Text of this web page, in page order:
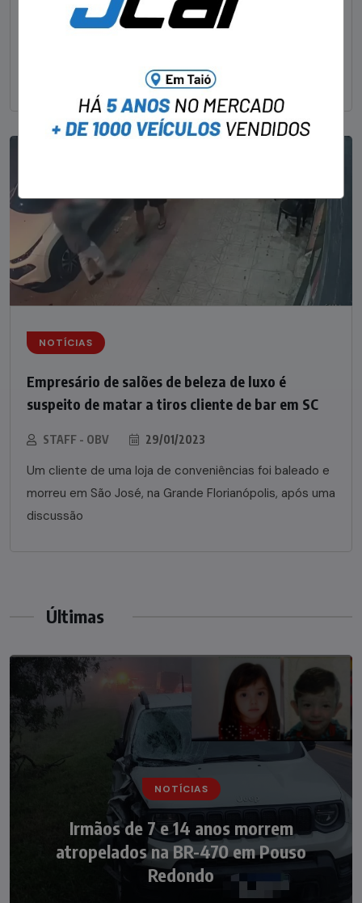
Um dos dois foragidos investigados pelo latrocínio de
NOTÍCIAS
Empresário de salões de beleza de luxo é
suspeito de matar a tiros cliente de bar em SC
STAFF - OBV 29/01/2023
Um cliente de uma loja de conveniências foi baleado e
morreu em São José, na Grande Florianópolis, após uma
discussão
Últimas
NOTÍCIAS
Irmãos de 7 e 14 anos morrem
atropelados na BR-470 em Pouso
Redondo
NOTÍCIAS
Nádia Menegazzi leva o nome de Taió ao
palco do Programa Silvio Santos